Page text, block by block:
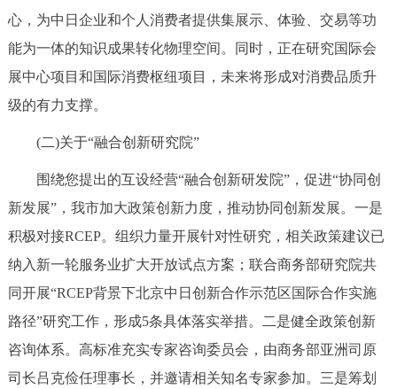
心，为中日企业和个人消费者提供集展示、体验、交易等功
能为一体的知识成果转化物理空间。同时，正在研究国际会
展中心项目和国际消费枢纽项目，未来将形成对消费品质升
级的有力支撑。
(二)关于“融合创新研究院”
围绕您提出的互设经营“融合创新研发院”，促进“协同创
新发展”，我市加大政策创新力度，推动协同创新发展。一是
积极对接RCEP。组织力量开展针对性研究，相关政策建议已
纳入新一轮服务业扩大开放试点方案；联合商务部研究院共
同开展“RCEP背景下北京中日创新合作示范区国际合作实施
路径”研究工作，形成5条具体落实举措。二是健全政策创新
咨询体系。高标准充实专家咨询委员会，由商务部亚洲司原
司长吕克俭任理事长，并邀请相关知名专家参加。三是筹划